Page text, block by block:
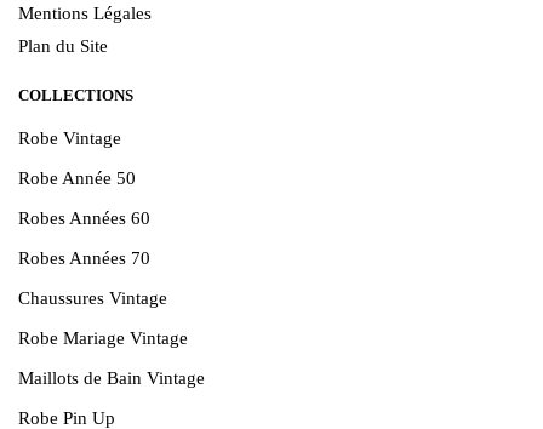
Mentions Légales
Plan du Site
COLLECTIONS
Robe Vintage
Robe Année 50
Robes Années 60
Robes Années 70
Chaussures Vintage
Robe Mariage Vintage
Maillots de Bain Vintage
Robe Pin Up